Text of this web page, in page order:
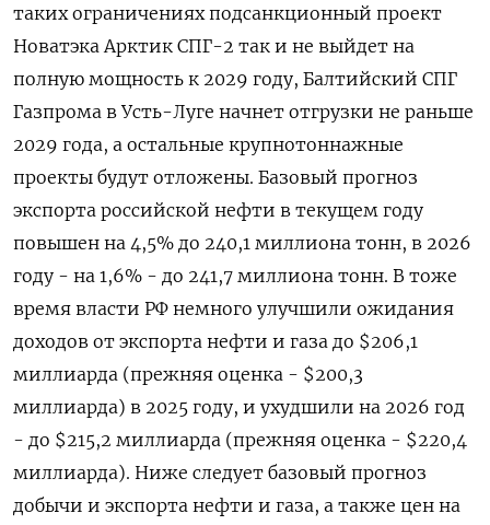
таких ограничениях подсанкционный проект
Новатэка Арктик СПГ-2 так и не выйдет на
полную мощность к 2029 году, Балтийский СПГ
Газпрома в Усть-Луге начнет отгрузки не раньше
2029 года, а остальные крупнотоннажные
проекты будут отложены. Базовый прогноз
экспорта российской нефти в текущем году
повышен на 4,5% до 240,1 миллиона тонн, в 2026
году - на 1,6% - до 241,7 миллиона тонн. В тоже
время власти РФ немного улучшили ожидания
доходов от экспорта нефти и газа до $206,1
миллиарда (прежняя оценка - $200,3
миллиарда) в 2025 году, и ухудшили на 2026 год
- до $215,2 миллиарда (прежняя оценка - $220,4
миллиарда). Ниже следует базовый прогноз
добычи и экспорта нефти и газа, а также цен на